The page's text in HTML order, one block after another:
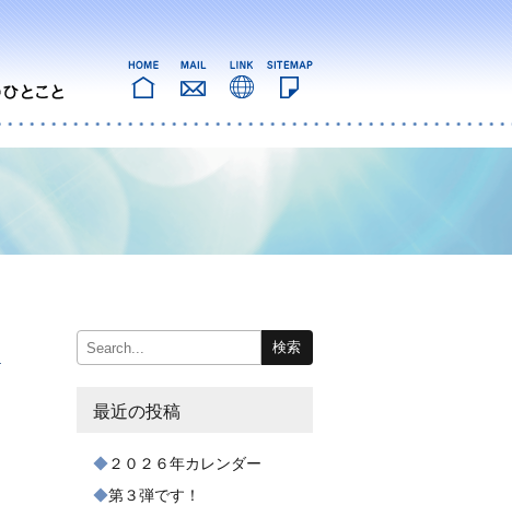
最近の投稿
２０２６年カレンダー
第３弾です！